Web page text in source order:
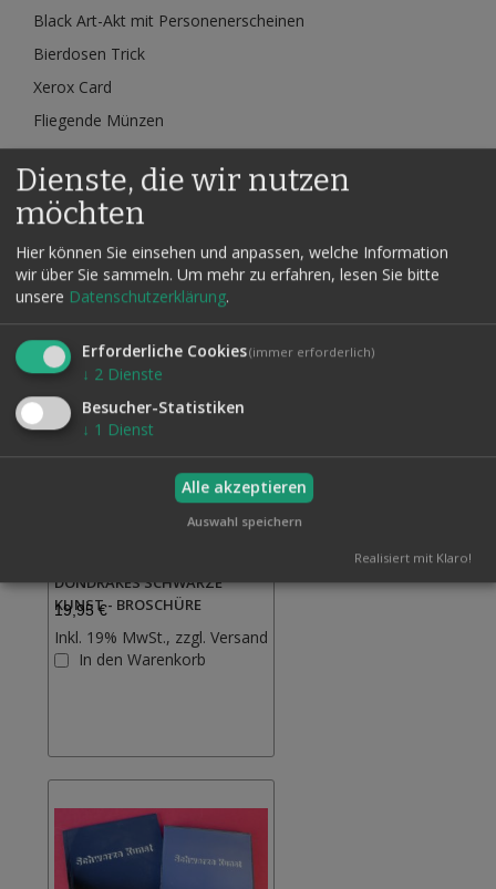
Black Art-Akt mit Personenerscheinen
Bierdosen Trick
Xerox Card
Fliegende Münzen
Deutsch synchronisierte DVD. Laufzeit ca. 38 Minuten
Verwandte Artikel Alle auswählen
DONDRAKES SCHWARZE
KUNST - BROSCHÜRE
19,95 €
Inkl. 19% MwSt., zzgl. Versand
In den Warenkorb
Dienste, die wir nutzen
möchten
Hier können Sie einsehen und anpassen, welche Information
wir über Sie sammeln. Um mehr zu erfahren, lesen Sie bitte
unsere Datenschutzerklärung.
Erforderliche Cookies(immer erforderlich)
↓ 2 Dienste
Besucher-Statistiken
↓ 1 Dienst
Alle akzeptieren
Auswahl speichern
Realisiert mit Klaro!